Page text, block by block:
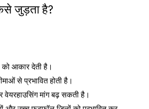
जुड़ता है?
को आकार देती है।
से प्रभावित होती है।
वेयरहाउसिंग मांग बढ़ सकती है।